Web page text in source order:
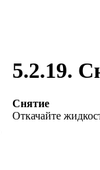
5.2.19.
Снятие
Откачайте